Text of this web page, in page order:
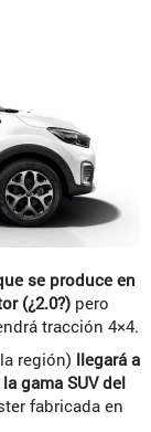
se produce en
(¿2.0?) pero
tracción 4×4.
región) llegará a
gama SUV del
fabricada en